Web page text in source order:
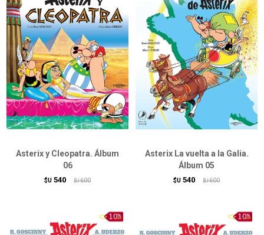
Asterix y Cleopatra. Álbum
06
$U 540 $U 600
Asterix La vuelta a la Galia.
Álbum 05
$U 540 $U 600